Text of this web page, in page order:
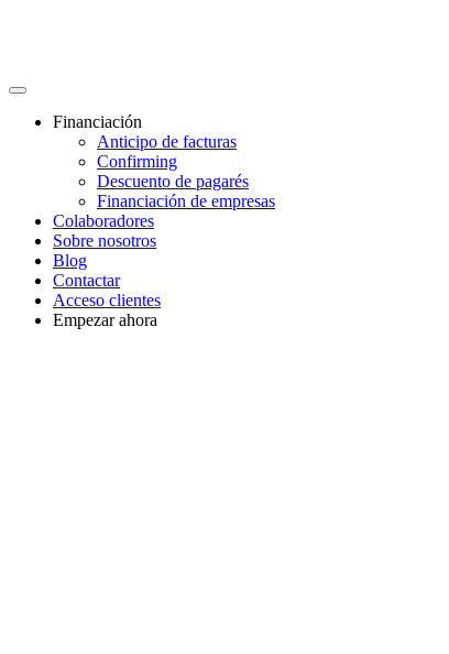
Financiación
Anticipo de facturas
Confirming
Descuento de pagarés
Financiación de empresas
Colaboradores
Sobre nosotros
Blog
Contactar
Acceso clientes
Empezar ahora